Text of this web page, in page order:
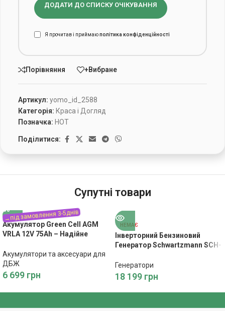
ДОДАТИ ДО СПИСКУ ОЧІКУВАННЯ
Я прочитав і приймаюполітика конфіденційності
Порівняння +Вибране
Артикул: yomo_id_2588
Категорія: Краса і Догляд
Позначка: HOT
Поділитися:
Супутні товари
Акумулятор Green Cell AGM
VRLA 12V 75Ah – Надійне
Акумулятори та аксесуари для
ДБЖ
6 699 грн
НЕМАЄ
Інверторний Бензиновий
Генератор Schwartzmann SCH-
Будинку
Генератори
18 199 грн